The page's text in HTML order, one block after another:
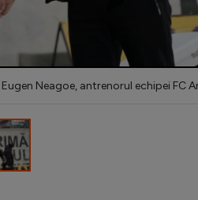
| Eugen Neagoe, antrenorul echipei FC